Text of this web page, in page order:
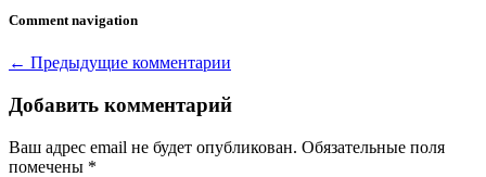
Comment navigation
← Предыдущие комментарии
Добавить комментарий
Ваш адрес email не будет опубликован. Обязательные поля
помечены *